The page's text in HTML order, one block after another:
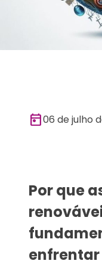
today06 de julho
Por que